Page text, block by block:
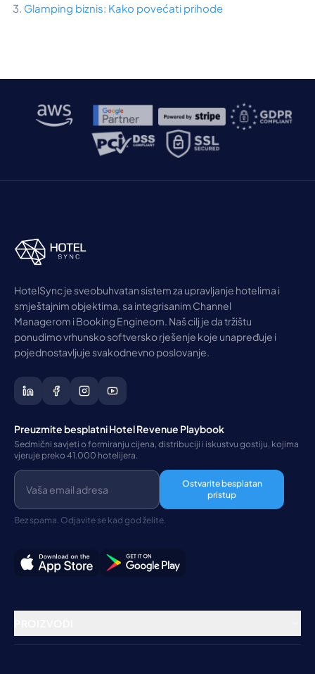
3. Glamping biznis: Kako povećati prihode
HotelSync je sveobuhvatan sistem za upravljanje hotelima i
smještajnim objektima, sa integrisanim Channel
Managerom i Booking Engineom. Naš cilj je da tržištu
ponudimo vrhunsko softversko rješenje koje unapređuje i
pojednostavljuje svakodnevno poslovanje.
Preuzmite besplatni Hotel Revenue Playbook
Sedmični savjeti o formiranju cijena, distribuciji i iskustvu gostiju, kojima
vjeruje preko 41.000 hotelijera.
Ostvarite besplatan
pristup
Bez spama. Odjavite se kad god želite.
Rezervacioni sistem